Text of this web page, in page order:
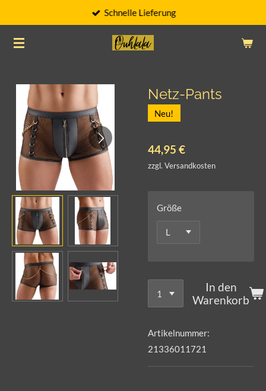
springen
Schnelle Lieferung
Netz-Pants
Neu!
44,95 €
zzgl. Versandkosten
Größe
In den
Warenkorb
Artikelnummer:
21336011721